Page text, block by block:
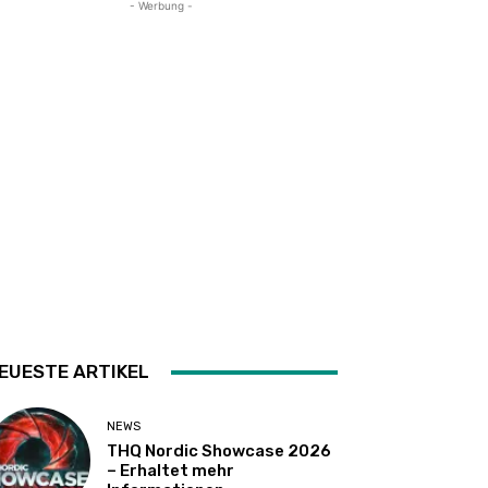
- Werbung -
ARTIKEL
NEWS
THQ Nordic Showcase 2026
– Erhaltet mehr